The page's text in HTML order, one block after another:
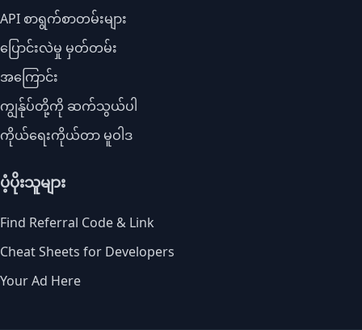
API စာရွက်စာတမ်းများ
ပြောင်းလဲမှု မှတ်တမ်း
အကြောင်း
ကျွန်ုပ်တို့ကို ဆက်သွယ်ပါ
ကိုယ်ရေးကိုယ်တာ မူဝါဒ
ပံ့ပိုးသူများ
Find Referral Code & Link
Cheat Sheets for Developers
Your Ad Here